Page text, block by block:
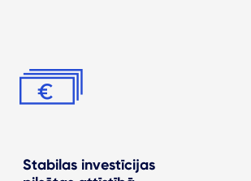
Stabilas investīcijas